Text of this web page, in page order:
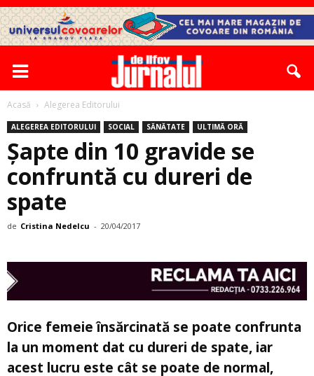
Acasă Alegerea Editorului
ALEGEREA EDITORULUI SOCIAL SĂNĂTATE ULTIMĂ ORĂ
Șapte din 10 gravide se
confruntă cu dureri de
spate
de Cristina Nedelcu - 20/04/2017
Orice femeie însărcinată se poate confrunta
la un moment dat cu dureri de spate, iar
acest lucru este cât se poate de normal,